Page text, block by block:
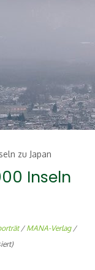
zu Japan
Inseln
/ MANA-Verlag /